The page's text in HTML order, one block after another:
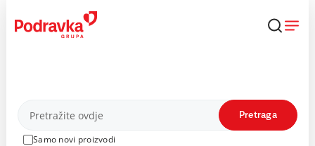
content
Proizvodi
Samo novi proizvodi
Pretraga